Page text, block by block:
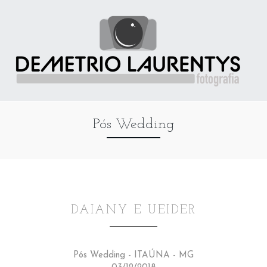
Pós Wedding
DAIANY E UEIDER
Pós Wedding - ITAÚNA - MG